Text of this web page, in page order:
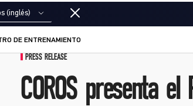
(inglés)
DE ENTRENAMIENTO
PRESS RELEASE
COROS presenta el